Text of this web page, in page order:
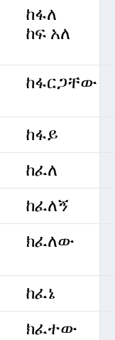
ከፋለ
ከፍ አለ
ከፋርጋቸው
ከፋይ
ከፈለ
ከፈለኝ
ክፈለው
ከፈኔ
ክፈተው